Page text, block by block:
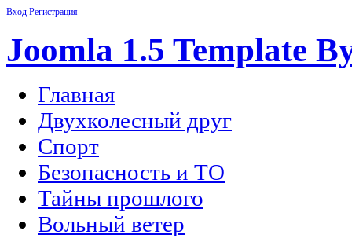
Вход Регистрация
Joomla 1.5 Template
Главная
Двухколесный друг
Спорт
Безопасность и ТО
Тайны прошлого
Вольный ветер